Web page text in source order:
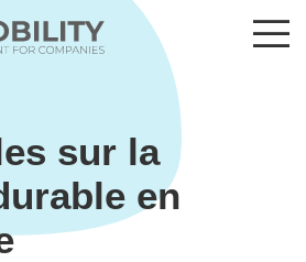
sur la
en